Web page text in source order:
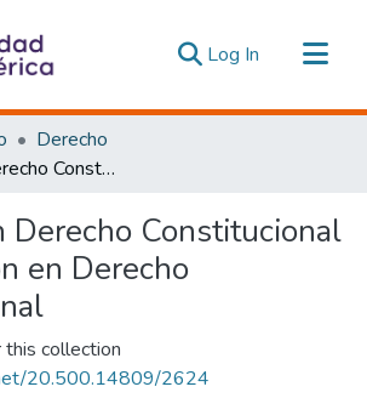
Log In (current)
Derecho
Maestría en Derecho Constitucional con Mención en Derecho Constitucional
Derecho Constitucional
en Derecho
collection
20.500.14809/2624